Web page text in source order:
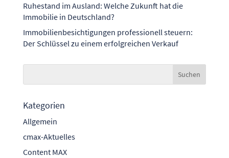
Ruhestand im Ausland: Welche Zukunft hat die
Immobilie in Deutschland?
Immobilienbesichtigungen professionell steuern:
Der Schlüssel zu einem erfolgreichen Verkauf
Kategorien
Allgemein
cmax-Aktuelles
Content MAX